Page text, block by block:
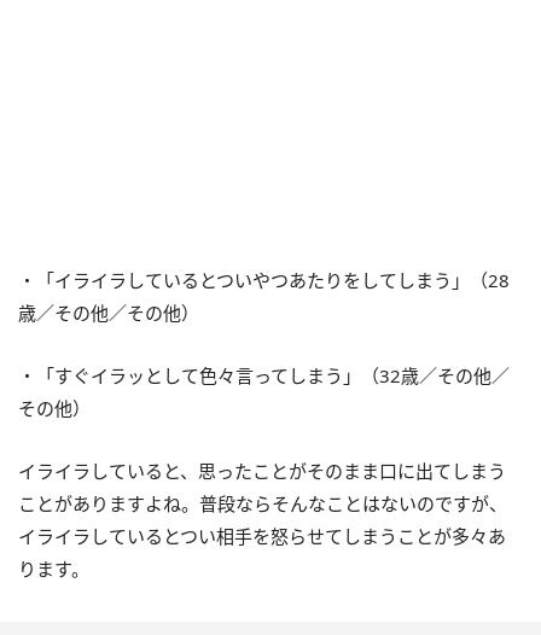
・「イライラしているとついやつあたりをしてしまう」（28
歳／その他／その他）
・「すぐイラッとして色々言ってしまう」（32歳／その他／
その他）
イライラしていると、思ったことがそのまま口に出てしまう
ことがありますよね。普段ならそんなことはないのですが、
イライラしているとつい相手を怒らせてしまうことが多々あ
ります。